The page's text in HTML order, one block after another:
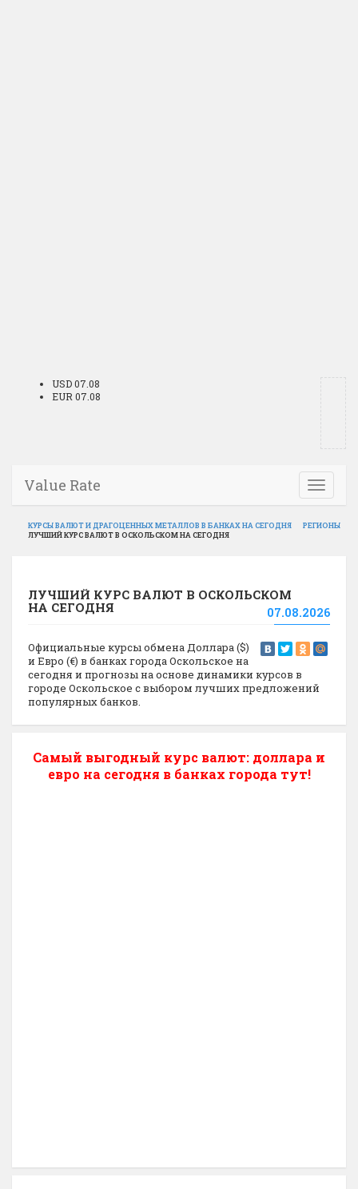
USD 07.08
EUR 07.08
Toggle
Value Rate
КУРСЫ ВАЛЮТ И ДРАГОЦЕННЫХ МЕТАЛЛОВ В БАНКАХ НА СЕГОДНЯ
РЕГИОНЫ
ЛУЧШИЙ КУРС ВАЛЮТ В ОСКОЛЬСКОМ НА СЕГОДНЯ
ЛУЧШИЙ КУРС ВАЛЮТ В ОСКОЛЬСКОМ
НА СЕГОДНЯ
07.08.2026
Официальные курсы обмена Доллара ($)
и Евро (€) в банках города Оскольское на
сегодня и прогнозы на основе динамики курсов в
городе Оскольское с выбором лучших предложений
популярных банков.
Самый выгодный курс валют: доллара и
евро на сегодня в банках города тут!